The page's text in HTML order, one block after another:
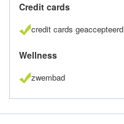
Credit cards
credit cards geaccepteerd
Wellness
zwembad